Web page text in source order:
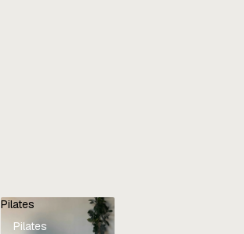
Pilates
Pilates